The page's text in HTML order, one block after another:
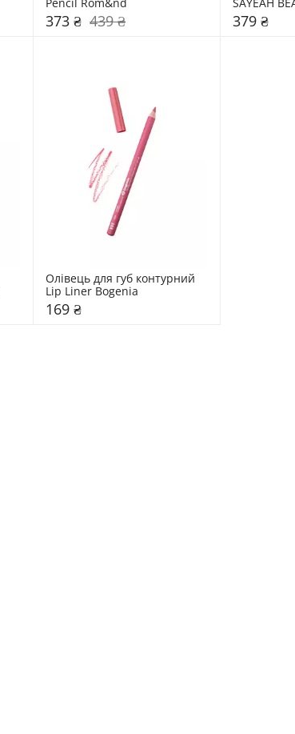
373 ₴ 439 ₴ 379 ₴
Олівець для губ контурний
Lip Liner Bogenia
169 ₴